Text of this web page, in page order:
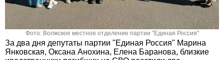
Фото: Волжское местное отделение партии "Единая Россия"
За два дня депутаты партии "Единая Россия" Марина
Янковская, Оксана Анохина, Елена Баранова, близкие